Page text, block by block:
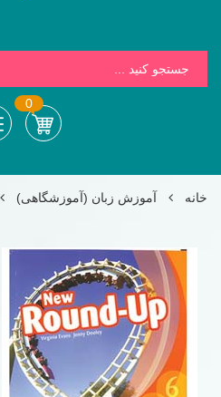
0
خانه آموزش زبان (آموزشگاهی)